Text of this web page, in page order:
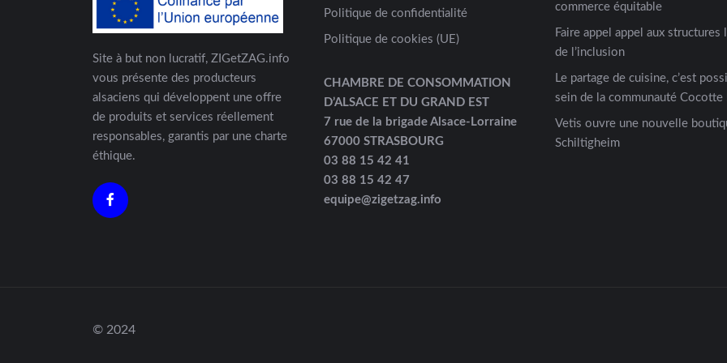
Site à but non lucratif, ZIGetZAG.info
vous présente des producteurs
alsaciens qui développent une offre
de produits et services réellement
responsables, garantis par une charte
éthique.
Politique de confidentialité
Politique de cookies (UE)
CHAMBRE DE CONSOMMATION
D’ALSACE ET DU GRAND EST
7 rue de la brigade Alsace-Lorraine
67000 STRASBOURG
03 88 15 42 41
03 88 15 42 47
equipe@zigetzag.info
commerce équitable
Faire appel appel aux structures
de l’inclusion
Le partage de cuisine, c’est
sein de la communauté Cocotte
Vetis ouvre une nouvelle
Schiltigheim
© 2024